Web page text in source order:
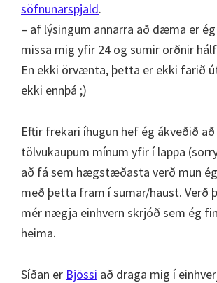
söfnunarspjald.
– af lýsingum annarra að dæma er
missa mig yfir 24 og sumir orðnir
En ekki örvænta, þetta er ekki farið
ekki ennþá ;)
Eftir frekari íhugun hef ég ákveðið
tölvukaupum mínum yfir í lappa
að fá sem hægstæðasta verð mun
með þetta fram í sumar/haust. Verð
mér nægja einhvern skrjóð sem ég
heima.
Síðan er Bjössi að draga mig í